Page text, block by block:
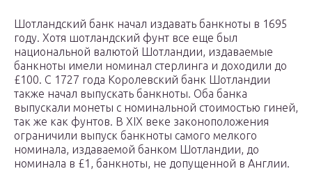
Шотландский банк начал издавать банкноты в 1695
году. Хотя шотландский фунт все еще был
национальной валютой Шотландии, издаваемые
банкноты имели номинал стерлинга и доходили до
£100. С 1727 года Королевский банк Шотландии
также начал выпускать банкноты. Оба банка
выпускали монеты с номинальной стоимостью гиней,
так же как фунтов. В XIX веке законоположения
ограничили выпуск банкноты самого мелкого
номинала, издаваемой банком Шотландии, до
номинала в £1, банкноты, не допущенной в Англии.